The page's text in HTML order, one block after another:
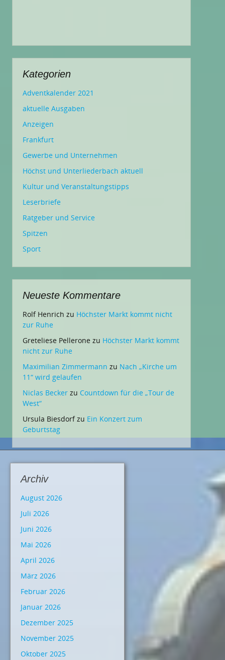
Kategorien
Adventkalender 2021
aktuelle Ausgaben
Anzeigen
Frankfurt
Gewerbe und Unternehmen
Höchst und Unterliederbach aktuell
Kultur und Veranstaltungstipps
Leserbriefe
Ratgeber und Service
Spitzen
Sport
Neueste Kommentare
Rolf Henrich zu Höchster Markt kommt nicht
zur Ruhe
Greteliese Pellerone zu Höchster Markt kommt
nicht zur Ruhe
Maximilian Zimmermann zu Nach „Kirche um
11“ wird gelaufen
Niclas Becker zu Countdown für die „Tour de
West“
Ursula Biesdorfzu Ein Konzert zum
Geburtstag
Archiv
August 2026
Juli 2026
Juni 2026
Mai 2026
April 2026
März 2026
Februar 2026
Januar 2026
Dezember 2025
November 2025
Oktober 2025